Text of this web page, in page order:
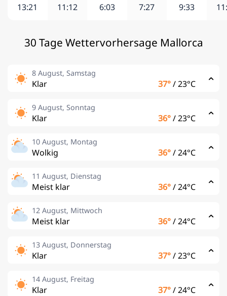
13:21 11:12 6:03 7:27 9:33
30 Tage Wettervorhersage Mallorca
8 August, Samstag
Klar 37°/23°C
9 August, Sonntag
Klar 36°/23°C
10 August, Montag
Wolkig 36°/24°C
11 August, Dienstag
Meist klar 36°/24°C
12 August, Mittwoch
Meist klar 36°/24°C
13 August, Donnerstag
Klar 37°/23°C
14 August, Freitag
Klar 37°/24°C